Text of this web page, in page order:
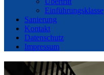
Einführungsklasse
Sanierung
Kontakt
Datenschutz
Impressum